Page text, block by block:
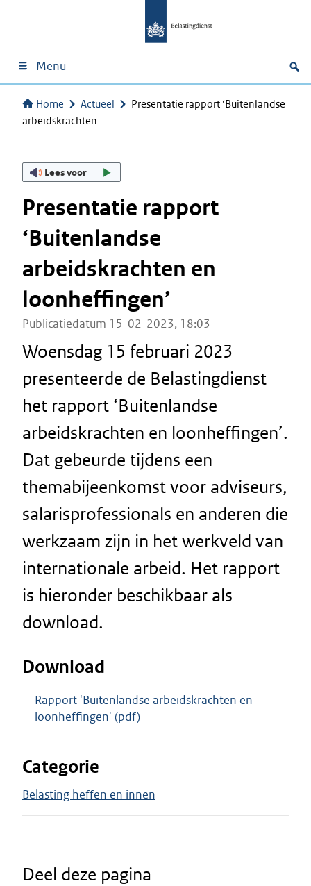
Menu
Home Actueel
Presentatie rapport ‘Buitenlandse
arbeidskrachten…
Lees voor
Presentatie rapport
‘Buitenlandse
arbeidskrachten en
loonheffingen’
Publicatiedatum 15-02-2023, 18:03
Woensdag 15 februari 2023
presenteerde de Belastingdienst
het rapport ‘Buitenlandse
arbeidskrachten en loonheffingen’.
Dat gebeurde tijdens een
themabijeenkomst voor adviseurs,
salarisprofessionals en anderen die
werkzaam zijn in het werkveld van
internationale arbeid. Het rapport
is hieronder beschikbaar als
download.
Download
Rapport 'Buitenlandse arbeidskrachten en
loonheffingen' (pdf)
Categorie
Belasting heffen en innen
Deel deze pagina